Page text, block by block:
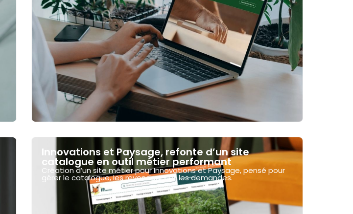
Innovations et Paysage, refonte d’un site
catalogue en outil métier performant
Création d’un site métier pour Innovations et Paysage, pensé pour
gérer le catalogue, les revendeurs et les demandes.